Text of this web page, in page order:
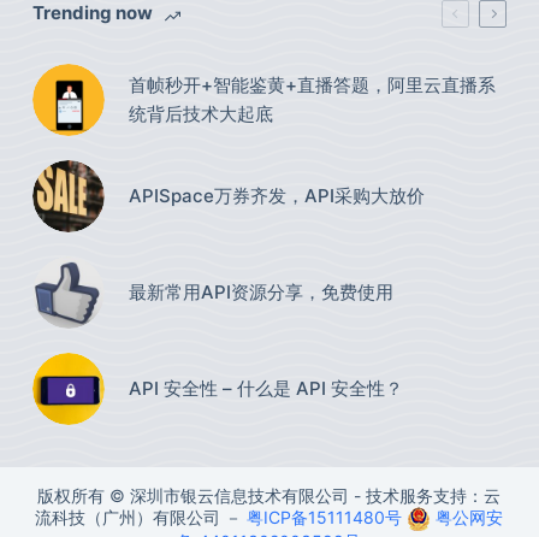
Trending now
首帧秒开+智能鉴黄+直播答题，阿里云直播系
统背后技术大起底
APISpace万券齐发，API采购大放价
最新常用API资源分享，免费使用​
API 安全性 – 什么是 API 安全性？
版权所有 © 深圳市银云信息技术有限公司 - 技术服务支持：云
流科技（广州）有限公司 －粤ICP备15111480号
粤公网安